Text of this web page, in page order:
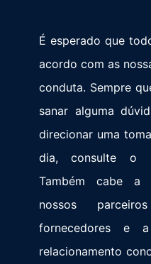
É esperado que
acordo com as
conduta. Sempre
sanar alguma
direcionar uma
dia, consulte o
Também cabe a
nossos
fornecedores e
relacionamento